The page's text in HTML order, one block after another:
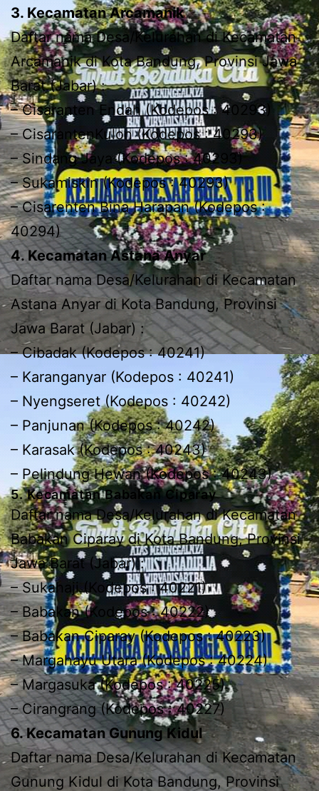
3. Kecamatan Arcamanik
Daftar nama Desa/Kelurahan di Kecamatan
Arcamanik di Kota Bandung, Provinsi Jawa
Barat (Jabar) :
– Cisaranten Endah (Kodepos : 40293)
– CisarantenKulon (Kodepos : 40293)
– Sindang Jaya (Kodepos : 40293)
– Sukamiskin (Kodepos : 40293)
– Cisarenten Bina Harapan (Kodepos :
40294)
4. Kecamatan Astana Anyar
Daftar nama Desa/Kelurahan di Kecamatan
Astana Anyar di Kota Bandung, Provinsi
Jawa Barat (Jabar) :
– Cibadak (Kodepos : 40241)
– Karanganyar (Kodepos : 40241)
– Nyengseret (Kodepos : 40242)
– Panjunan (Kodepos : 40242)
– Karasak (Kodepos : 40243)
– Pelindung Hewan (Kodepos : 40243)
5. Kecamatan Babakan Ciparay
Daftar nama Desa/Kelurahan di Kecamatan
Babakan Ciparay di Kota Bandung, Provinsi
Jawa Barat (Jabar) :
– Sukahaji (Kodepos : 40221)
– Babakan (Kodepos : 40222)
– Babakan Ciparay (Kodepos : 40223)
– Margahayu Utara (Kodepos : 40224)
– Margasuka (Kodepos : 40225)
– Cirangrang (Kodepos : 40227)
6. Kecamatan Gunung Kidul
Daftar nama Desa/Kelurahan di Kecamatan
Gunung Kidul di Kota Bandung, Provinsi